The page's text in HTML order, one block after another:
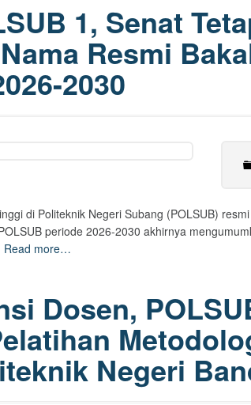
1, Senat
Resmi
2030
di Politeknik Negeri Subang (POLSUB)
periode 2026-2030 akhirnya
Read more…
Dosen,
Negeri